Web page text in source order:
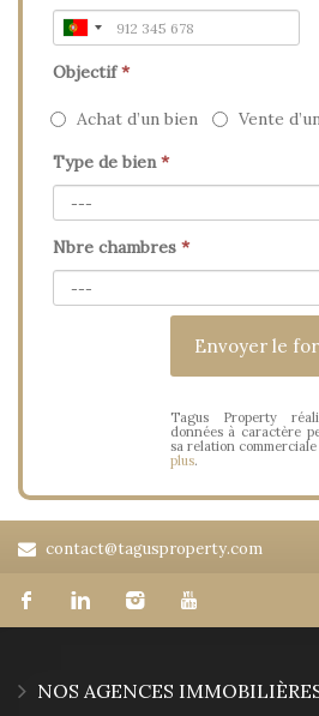
Objectif*
Achat d’un bien
Vente
Type de bien*
Nbre chambres *
Tagus Property
données à caractère
sa relation
plus.
contact@tagusproperty.com
NOS AGENCES